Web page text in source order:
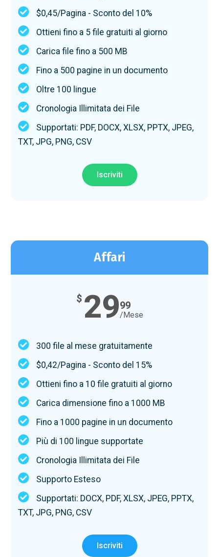
$0,45/Pagina - Sconto del 10%
Ottieni fino a 5 file gratuiti al giorno
Carica file fino a 500 MB
Fino a 500 pagine in un documento
Oltre 100 lingue
Cronologia Illimitata dei File
Supportati: PDF, DOCX, XLSX, PPTX, JPEG,
TXT, JPG, PNG, CSV
Iscriviti
Affari
$ 2999
/Mese
300 file al mese gratuitamente
$0,42/Pagina - Sconto del 15%
Ottieni fino a 10 file gratuiti al giorno
Carica dimensione fino a 1000 MB​
Fino a 1000 pagine in un documento
Più di 100 lingue supportate
Cronologia Illimitata dei File
Supporto Esteso
Supportati: DOCX, PDF, XLSX, JPEG, PPTX,
TXT, JPG, PNG, CSV
Iscriviti